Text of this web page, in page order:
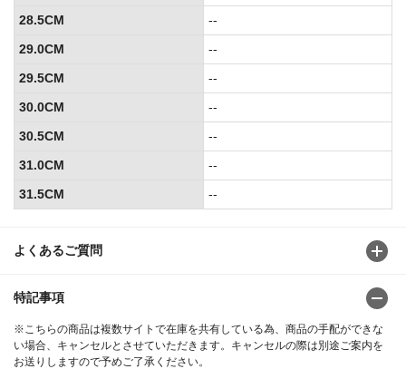
よくあるご質問
特記事項
※こちらの商品は複数サイトで在庫を共有している為、商品の手配ができな
い場合、キャンセルとさせていただきます。キャンセルの際は別途ご案内を
お送りしますので予めご了承ください。
28.5CM
--
29.0CM
--
29.5CM
--
30.0CM
--
30.5CM
--
31.0CM
--
31.5CM
--